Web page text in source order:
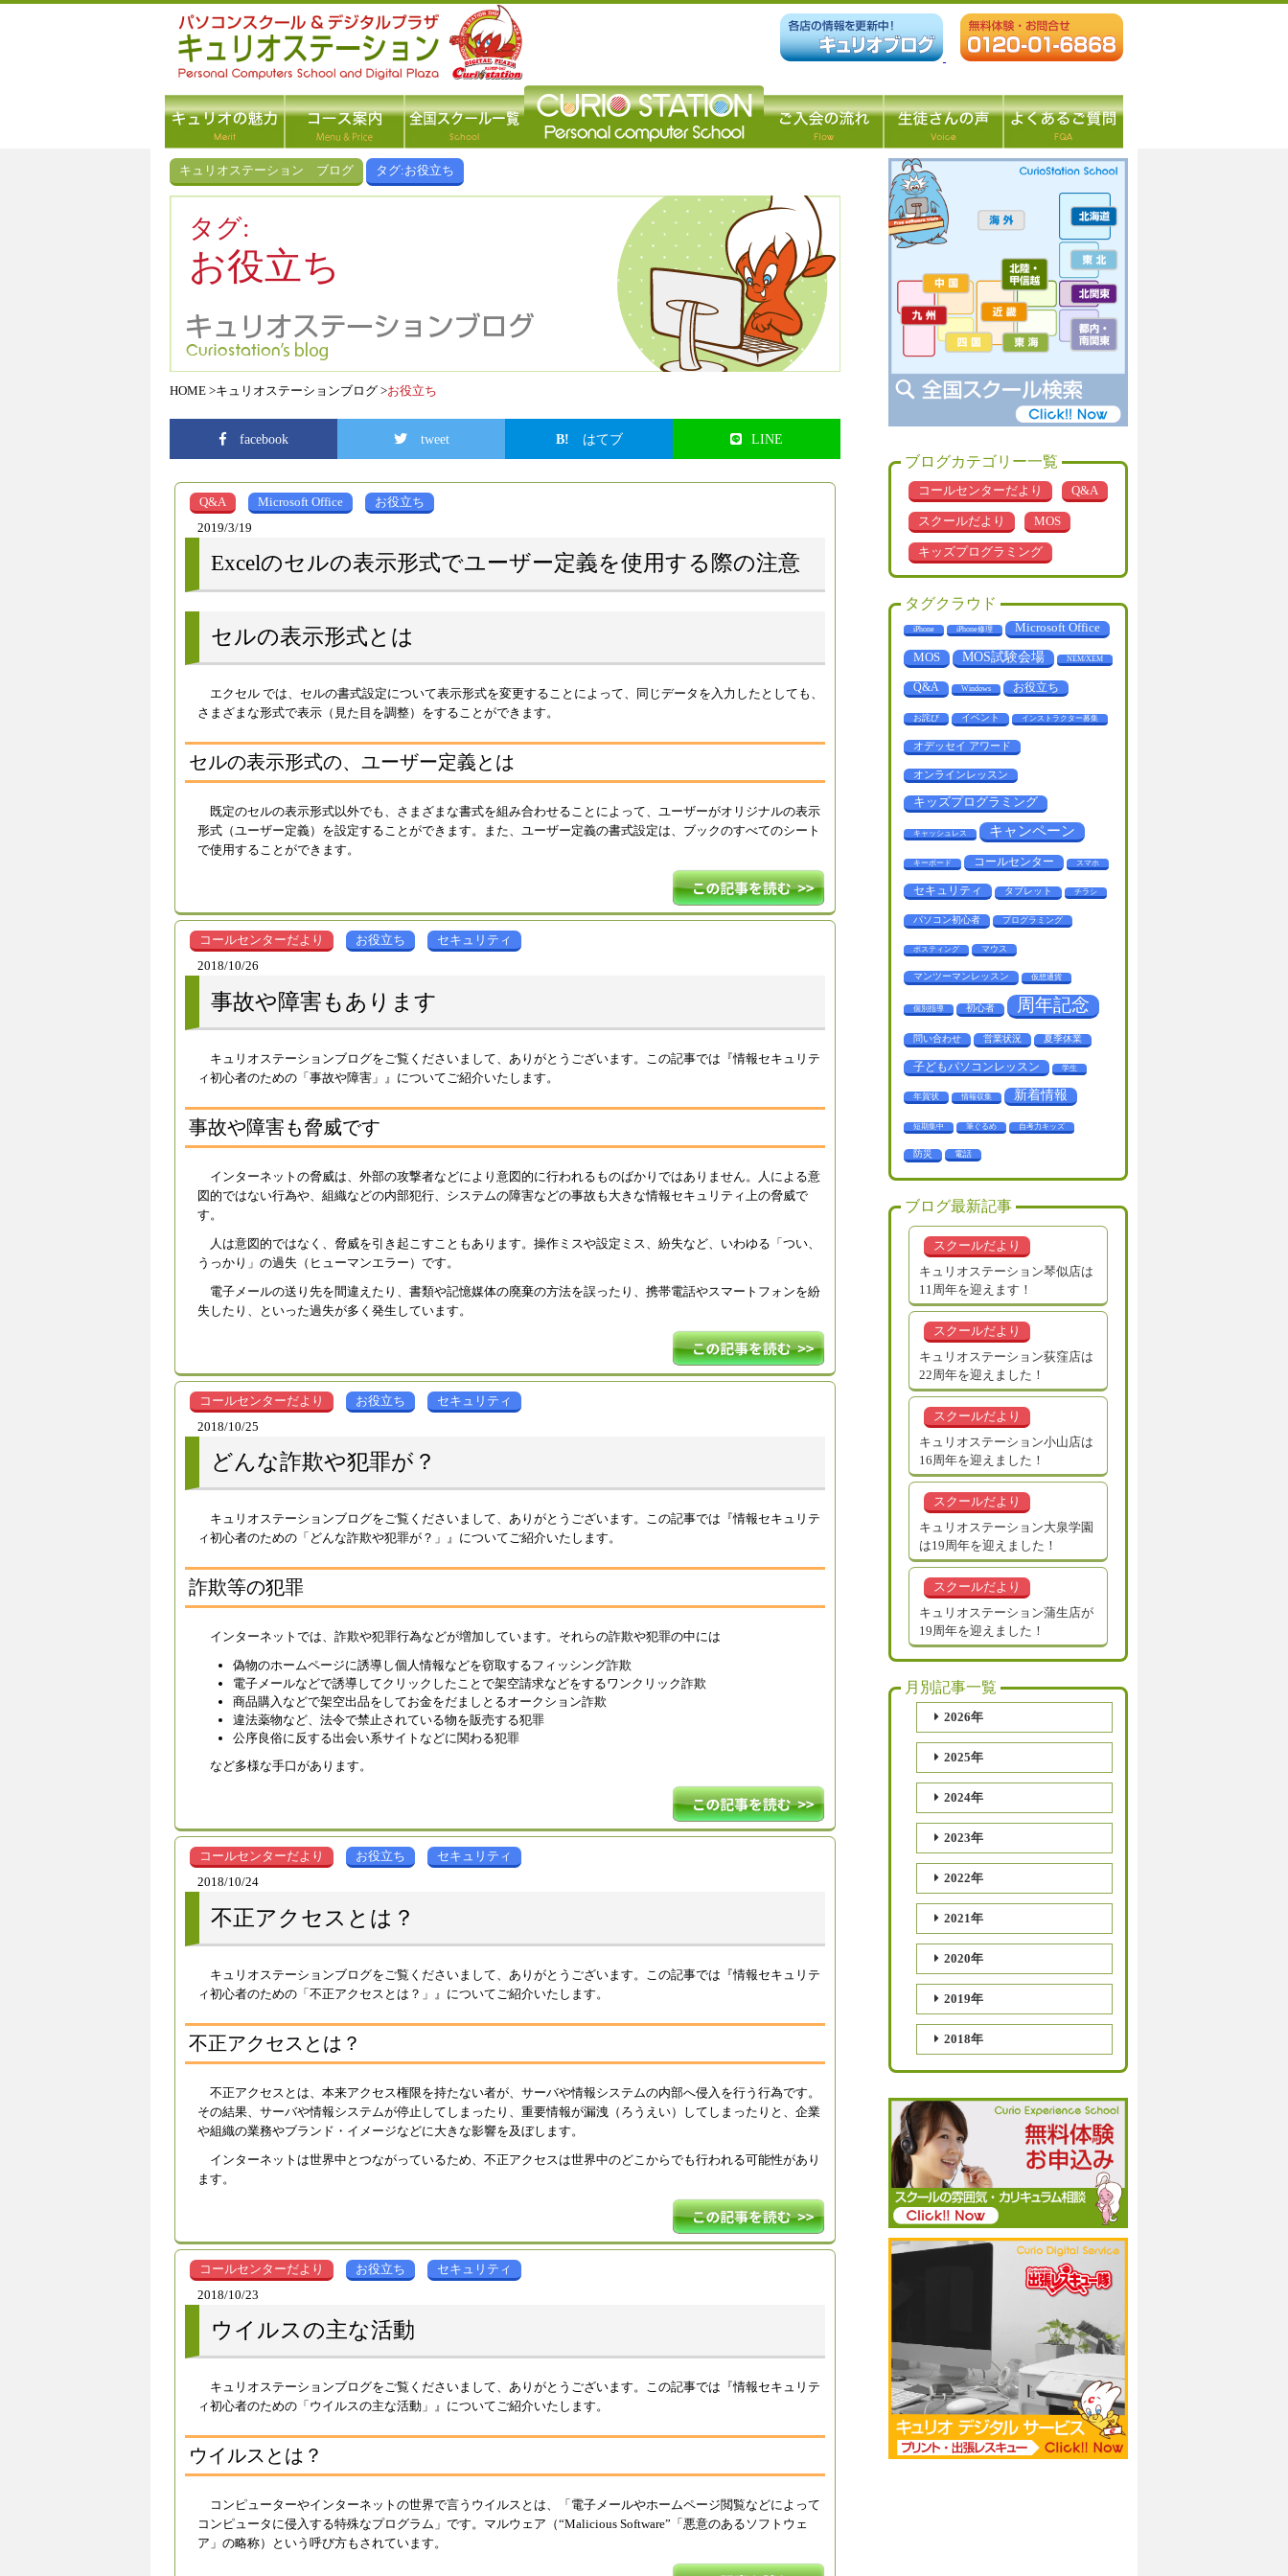
キュリオステーション ブログ タグ:お役立ち
タグ:
お役立ち
HOME キュリオステーションブログ お役立ち
facebook tweet はてブ LINE
Q&A Microsoft Office
お役立ち
2019/3/19
Excelのセルの表示形式でユーザー定義を使用する際の注意
セルの表示形式とは
エクセル では、セルの書式設定について表示形式を変更することによって、同じデータを入力したとしても、
さまざまな形式で表示（見た目を調整）をすることができます。
セルの表示形式の、ユーザー定義とは
既定のセルの表示形式以外でも、さまざまな書式を組み合わせることによって、ユーザーがオリジナルの表示
形式（ユーザー定義）を設定することができます。また、ユーザー定義の書式設定は、ブックのすべてのシート
で使用することができます。
コールセンターだより お役立ち
セキュリティ
2018/10/26
事故や障害もあります
キュリオステーションブログをご覧くださいまして、ありがとうございます。この記事では『情報セキュリテ
ィ初心者のための「事故や障害」』についてご紹介いたします。
事故や障害も脅威です
インターネットの脅威は、外部の攻撃者などにより意図的に行われるものばかりではありません。人による意
図的ではない行為や、組織などの内部犯行、システムの障害などの事故も大きな情報セキュリティ上の脅威で
す。
人は意図的ではなく、脅威を引き起こすこともあります。操作ミスや設定ミス、紛失など、いわゆる「つい、
うっかり」の過失（ヒューマンエラー）です。
電子メールの送り先を間違えたり、書類や記憶媒体の廃棄の方法を誤ったり、携帯電話やスマートフォンを紛
失したり、といった過失が多く発生しています。
コールセンターだより お役立ち
セキュリティ
2018/10/25
どんな詐欺や犯罪が？
キュリオステーションブログをご覧くださいまして、ありがとうございます。この記事では『情報セキュリテ
ィ初心者のための「どんな詐欺や犯罪が？」』についてご紹介いたします。
詐欺等の犯罪
インターネットでは、詐欺や犯罪行為などが増加しています。それらの詐欺や犯罪の中には
偽物のホームページに誘導し個人情報などを窃取するフィッシング詐欺
電子メールなどで誘導してクリックしたことで架空請求などをするワンクリック詐欺
商品購入などで架空出品をしてお金をだましとるオークション詐欺
違法薬物など、法令で禁止されている物を販売する犯罪
公序良俗に反する出会い系サイトなどに関わる犯罪
など多様な手口があります。
コールセンターだより お役立ち
セキュリティ
2018/10/24
不正アクセスとは？
キュリオステーションブログをご覧くださいまして、ありがとうございます。この記事では『情報セキュリテ
ィ初心者のための「不正アクセスとは？」』についてご紹介いたします。
不正アクセスとは？
不正アクセスとは、本来アクセス権限を持たない者が、サーバや情報システムの内部へ侵入を行う行為です。
その結果、サーバや情報システムが停止してしまったり、重要情報が漏洩（ろうえい）してしまったりと、企業
や組織の業務やブランド・イメージなどに大きな影響を及ぼします。
インターネットは世界中とつながっているため、不正アクセスは世界中のどこからでも行われる可能性があり
ます。
コールセンターだより お役立ち
セキュリティ
2018/10/23
ウイルスの主な活動
キュリオステーションブログをご覧くださいまして、ありがとうございます。この記事では『情報セキュリテ
ィ初心者のための「ウイルスの主な活動」』についてご紹介いたします。
ウイルスとは？
コンピューターやインターネットの世界で言うウイルスとは、「電子メールやホームページ閲覧などによって
コンピュータに侵入する特殊なプログラム」です。マルウェア（“Malicious Software”「悪意のあるソフトウェ
ア」の略称）という呼び方もされています。
ブログカテゴリー一覧
コールセンターだより Q&A
スクールだより MOS
キッズプログラミング
タグクラウド
iPhone iPhone修理 Microsoft Office
MOS MOS試験会場 NEM/XEM
Q&A Windows お役立ち
お詫び イベント インストラクター募集
オデッセイ アワード
オンラインレッスン
キッズプログラミング
キャッシュレス キャンペーン
キーボード コールセンター スマホ
セキュリティ タブレット チラシ
パソコン初心者 プログラミング
ポスティング マウス
マンツーマンレッスン 仮想通貨
個別指導 初心者 周年記念
問い合わせ 営業状況 夏季休業
子どもパソコンレッスン 学生
年賀状 情報収集 新着情報
短期集中 筆ぐるめ 自考力キッズ
防災 電話
ブログ最新記事
スクールだより
キュリオステーション琴似店は
11周年を迎えます！
スクールだより
キュリオステーション荻窪店は
22周年を迎えました！
スクールだより
キュリオステーション小山店は
16周年を迎えました！
スクールだより
キュリオステーション大泉学園
は19周年を迎えました！
スクールだより
キュリオステーション蒲生店が
19周年を迎えました！
月別記事一覧
2026年
2025年
2024年
2023年
2022年
2021年
2020年
2019年
2018年